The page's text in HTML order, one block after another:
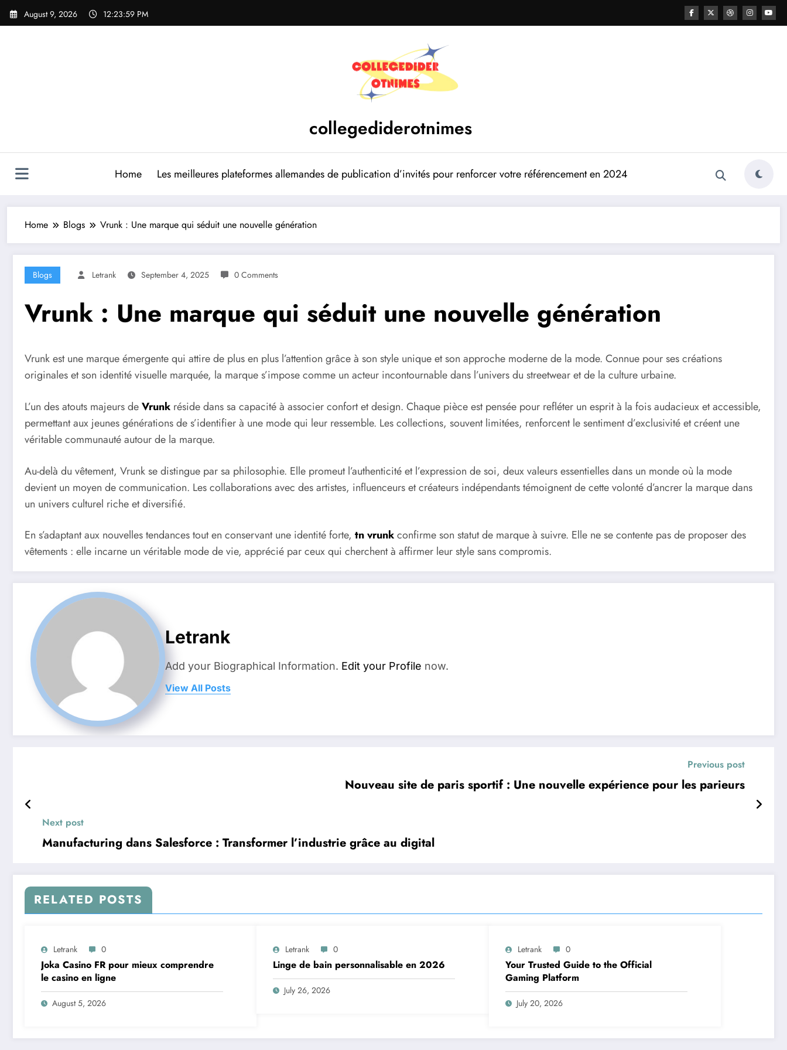
Skip
August 9, 2026 12:23:59 PM
collegediderotnimes
Home Les meilleures plateformes allemandes de publication d’invités pour renforcer votre référencement en 2024
Home Blogs Vrunk : Une marque qui séduit une nouvelle génération
Blogs Letrank September 4, 2025 0 Comments
Vrunk : Une marque qui séduit une nouvelle génération
Vrunk est une marque émergente qui attire de plus en plus l’attention grâce à son style unique et son approche moderne de la mode. Connue pour ses créations
originales et son identité visuelle marquée, la marque s’impose comme un acteur incontournable dans l’univers du streetwear et de la culture urbaine.
L’un des atouts majeurs deVrunk réside dans sa capacité à associer confort et design. Chaque pièce est pensée pour refléter un esprit à la fois audacieux et accessible,
permettant aux jeunes générations de s’identifier à une mode qui leur ressemble. Les collections, souvent limitées, renforcent le sentiment d’exclusivité et créent une
véritable communauté autour de la marque.
Au-delà du vêtement, Vrunk se distingue par sa philosophie. Elle promeut l’authenticité et l’expression de soi, deux valeurs essentielles dans un monde où la mode
devient un moyen de communication. Les collaborations avec des artistes, influenceurs et créateurs indépendants témoignent de cette volonté d’ancrer la marque dans
un univers culturel riche et diversifié.
En s’adaptant aux nouvelles tendances tout en conservant une identité forte, tn vrunkconfirme son statut de marque à suivre. Elle ne se contente pas de proposer des
vêtements : elle incarne un véritable mode de vie, apprécié par ceux qui cherchent à affirmer leur style sans compromis.
Letrank
Add your Biographical Information. Edit your Profile now.
View All Posts
Previous post
Nouveau site de paris sportif : Une nouvelle expérience pour les parieurs
Next post
Manufacturing dans Salesforce : Transformer l’industrie grâce au digital
RELATED POSTS
Letrank 0
Joka Casino FR pour mieux comprendre
le casino en ligne
August 5, 2026
Letrank 0
Linge de bain personnalisable en 2026
July 26, 2026
Letrank 0
Your Trusted Guide to the Official
Gaming Platform
July 20, 2026